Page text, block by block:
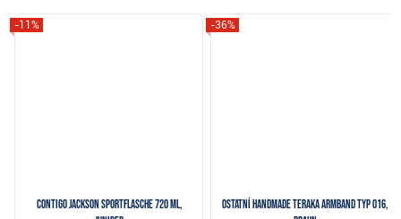
Contigo Jackson Sportflasche 720 ml,
-11%
Ostatní Handmade Teraka Armband Typ 016,
-36%